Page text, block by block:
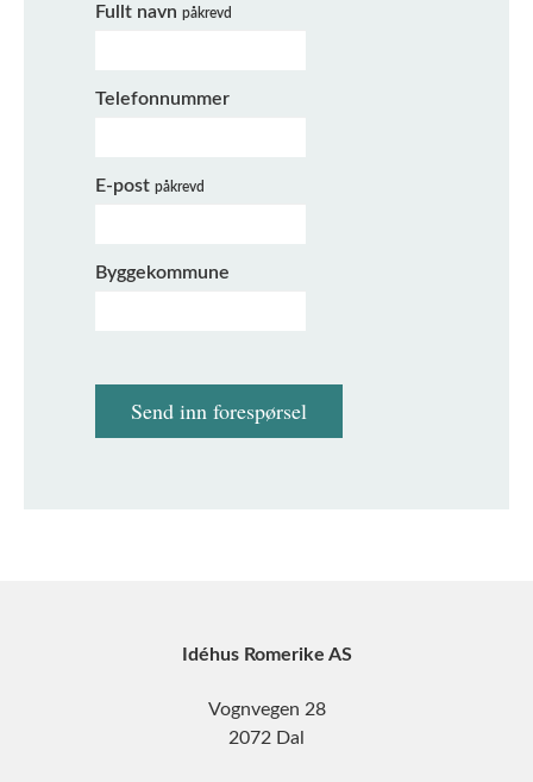
Fullt navn påkrevd
Telefonnummer
E-post påkrevd
Byggekommune
Send inn forespørsel
Idéhus Romerike AS
Vognvegen 28
2072 Dal